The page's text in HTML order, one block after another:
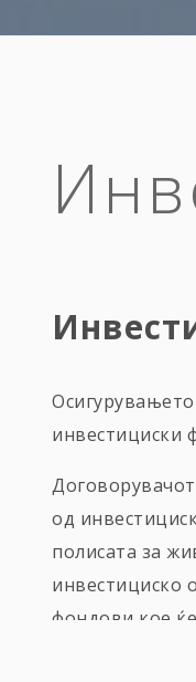
инвестициски
од
полисата за
инвестициско
фондови кое